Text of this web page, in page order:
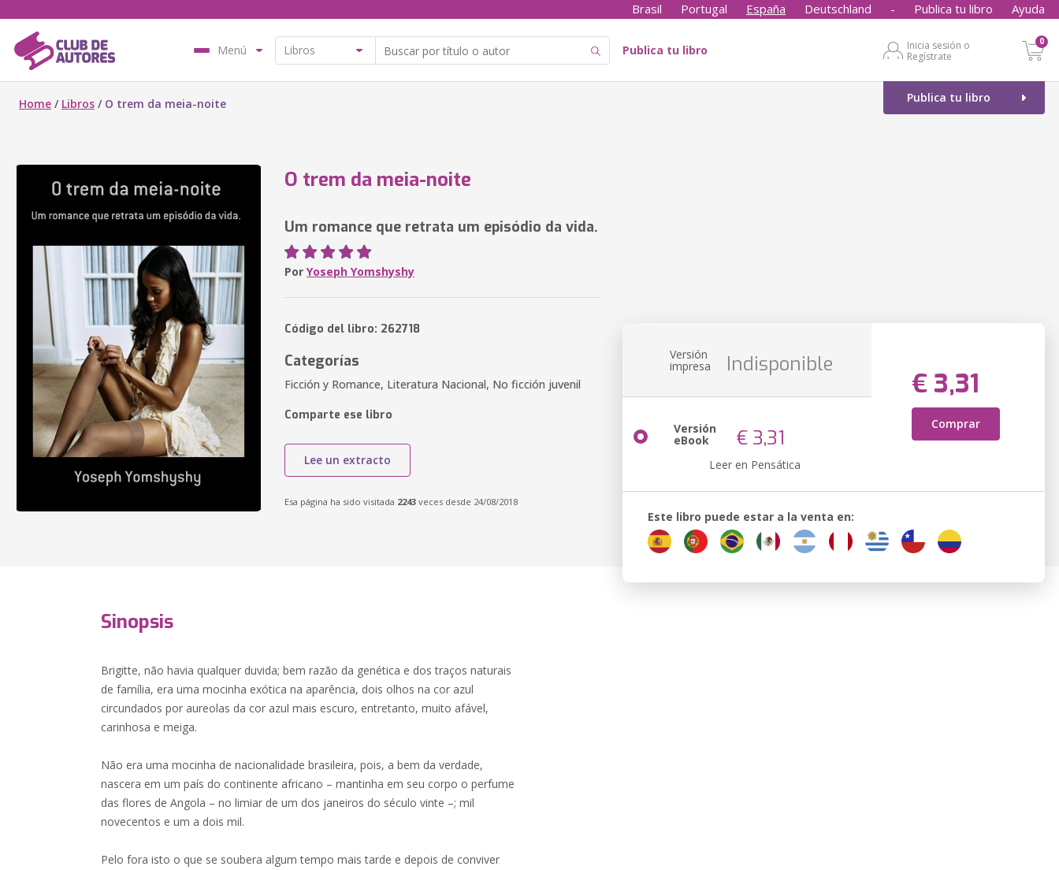
Brasil Portugal España Deutschland - Publica tu libro Ayuda
Menú Publica tu libro
Inicia sesión o
Regístrate
0
Publica tu libro
Home / Libros / O trem da meia-noite
O trem da meia-noite
Um romance que retrata um episódio da vida.
Por Yoseph Yomshyshy
Código del libro: 262718
Categorías
Ficción y Romance, Literatura Nacional, No ficción juvenil
Comparte ese libro
Lee un extracto
Esa página ha sido visitada 2243 veces desde 24/08/2018
Versión
impresa Indisponible
€ 3,31
Comprar
Versión
eBook € 3,31
Leer en Pensática
Este libro puede estar a la venta en:
Sinopsis
Brigitte, não havia qualquer duvida; bem razão da genética e dos traços naturais
de família, era uma mocinha exótica na aparência, dois olhos na cor azul
circundados por aureolas da cor azul mais escuro, entretanto, muito afável,
carinhosa e meiga.
Não era uma mocinha de nacionalidade brasileira, pois, a bem da verdade,
nascera em um país do continente africano – mantinha em seu corpo o perfume
das flores de Angola – no limiar de um dos janeiros do século vinte –; mil
novecentos e um a dois mil.
Pelo fora isto o que se soubera algum tempo mais tarde e depois de conviver